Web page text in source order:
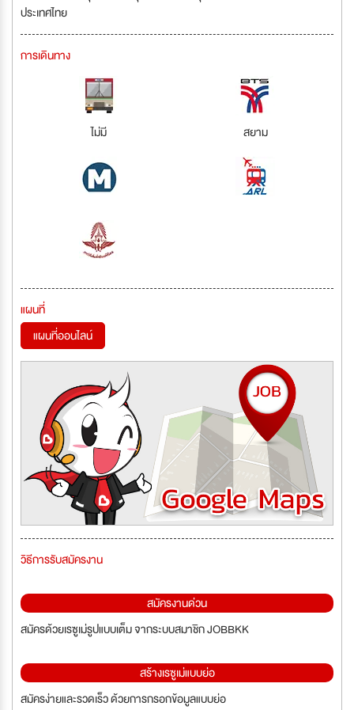
ประเทศไทย
การเดินทาง
ไม่มี สยาม
แผนที่
แผนที่ออนไลน์
วิธีการรับสมัครงาน
สมัครงานด่วน
สมัครด้วยเรซูเม่รูปแบบเต็ม จากระบบสมาชิก JOBBKK
สร้างเรซูเม่แบบย่อ
สมัครง่ายและรวดเร็ว ด้วยการกรอกข้อมูลแบบย่อ